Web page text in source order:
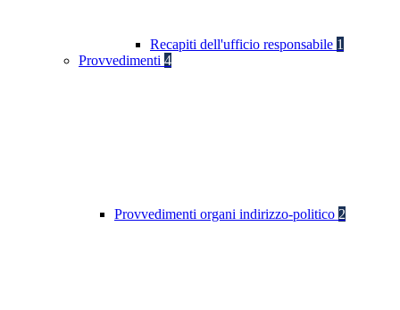
Recapiti dell'ufficio responsabile 1
Provvedimenti 4
Provvedimenti organi indirizzo-politico 2